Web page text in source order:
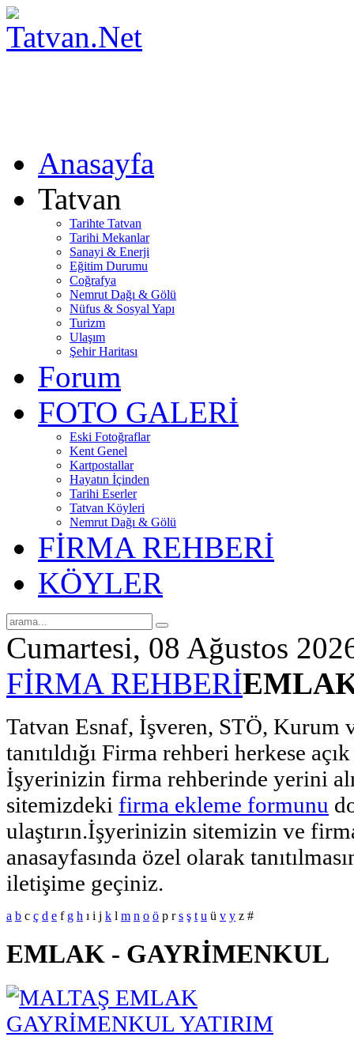
Anasayfa
Tatvan
Tarihte Tatvan
Tarihi Mekanlar
Sanayi & Enerji
Eğitim Durumu
Coğrafya
Nemrut Dağı & Gölü
Nüfus & Sosyal Yapı
Turizm
Ulaşım
Şehir Haritası
Forum
FOTO GALERİ
Eski Fotoğraflar
Kent Genel
Kartpostallar
Hayatın İçinden
Tarihi Eserler
Tatvan Köyleri
Nemrut Dağı & Gölü
FİRMA REHBERİ
KÖYLER
Cumartesi, 08 Ağustos
FİRMA REHBERİ
Tatvan Esnaf, İşveren, STÖ, Kurum
tanıtıldığı Firma rehberi herkese
İşyerinizin firma rehberinde yerini
sitemizdeki firma ekleme formunu
ulaştırın.İşyerinizin sitemizin ve
anasayfasında özel olarak
iletişime geçiniz.
a b c ç d e f g h ı i j k l m n o ö p r s ş t u ü v y z #
EMLAK - GAYRİMENKUL